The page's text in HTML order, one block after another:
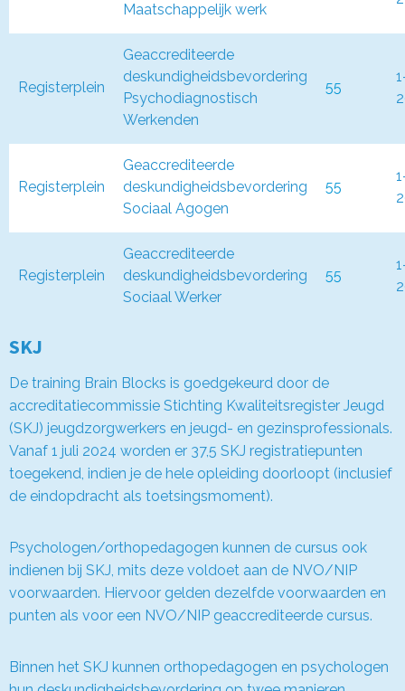
Maatschappelijk werk
Registerplein
Geaccrediteerde
deskundigheidsbevordering
Psychodiagnostisch
Werkenden
55
Registerplein
Geaccrediteerde
deskundigheidsbevordering
Sociaal Agogen
55
Registerplein
Geaccrediteerde
deskundigheidsbevordering
Sociaal Werker
55
SKJ
De training Brain Blocks is goedgekeurd door de
accreditatiecommissie Stichting Kwaliteitsregister Jeugd
(SKJ) jeugdzorgwerkers en jeugd- en gezinsprofessionals.
Vanaf 1 juli 2024 worden er 37,5 SKJ registratiepunten
toegekend, indien je de hele opleiding doorloopt (inclusief
de eindopdracht als toetsingsmoment).
Psychologen/orthopedagogen kunnen de cursus ook
indienen bij SKJ, mits deze voldoet aan de NVO/NIP
voorwaarden. Hiervoor gelden dezelfde voorwaarden en
punten als voor een NVO/NIP geaccrediteerde cursus.
Binnen het SKJ kunnen orthopedagogen en psychologen